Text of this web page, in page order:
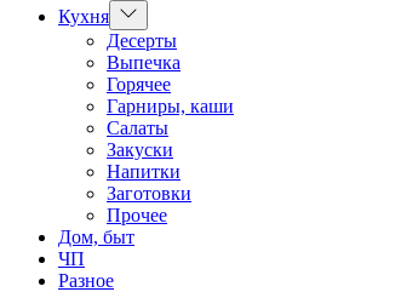
Кухня Показать
подменю
Десерты
Выпечка
Горячее
Гарниры, каши
Салаты
Закуски
Напитки
Заготовки
Прочее
Дом, быт
ЧП
Разное